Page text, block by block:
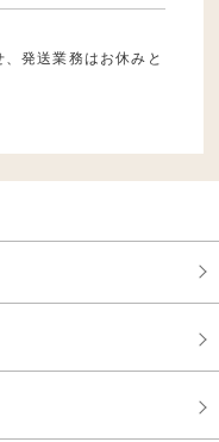
発送業務はお休みと